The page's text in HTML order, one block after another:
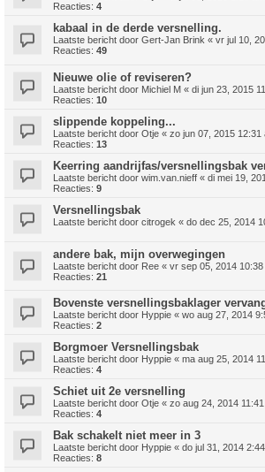
Reacties: 4
kabaal in de derde versnelling.
Laatste bericht door Gert-Jan Brink « vr jul 10,
Reacties: 49
Nieuwe olie of reviseren?
Laatste bericht door Michiel M « di jun 23, 2015
Reacties: 10
slippende koppeling...
Laatste bericht door Otje « zo jun 07, 2015 12:31
Reacties: 13
Keerring aandrijfas/versnellingsbak
Laatste bericht door wim.van.nieff « di mei 19,
Reacties: 9
Versnellingsbak
Laatste bericht door citrogek « do dec 25, 2014
andere bak, mijn overwegingen
Laatste bericht door Ree « vr sep 05, 2014 10:38
Reacties: 21
Bovenste versnellingsbaklager
Laatste bericht door Hyppie « wo aug 27, 2014
Reacties: 2
Borgmoer Versnellingsbak
Laatste bericht door Hyppie « ma aug 25, 2014
Reacties: 4
Schiet uit 2e versnelling
Laatste bericht door Otje « zo aug 24, 2014
Reacties: 4
Bak schakelt niet meer in 3
Laatste bericht door Hyppie « do jul 31, 2014
Reacties: 8